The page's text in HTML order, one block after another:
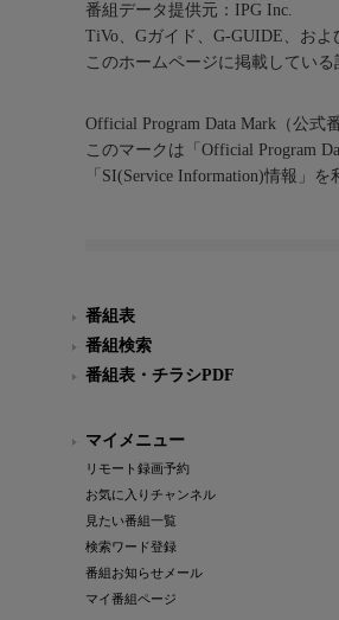
番組データ提供元：IPG Inc.
TiVo、Gガイド、G-GUIDE、お
このホームページに掲載してい
Official Program Data Mark（公式
このマークは「Official Program
「SI(Service Information)情報」
番組表
番組検索
番組表・チラシPDF
マイメニュー
リモート録画予約
お気に入りチャンネル
見たい番組一覧
検索ワード登録
番組お知らせメール
マイ番組ページ